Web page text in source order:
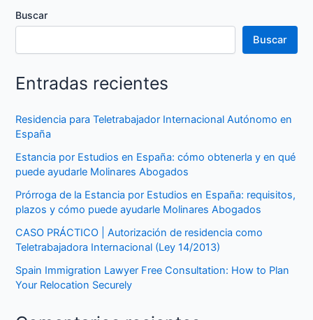
Buscar
Buscar
Entradas recientes
Residencia para Teletrabajador Internacional Autónomo en
España
Estancia por Estudios en España: cómo obtenerla y en qué
puede ayudarle Molinares Abogados
Prórroga de la Estancia por Estudios en España: requisitos,
plazos y cómo puede ayudarle Molinares Abogados
CASO PRÁCTICO | Autorización de residencia como
Teletrabajadora Internacional (Ley 14/2013)
Spain Immigration Lawyer Free Consultation: How to Plan
Your Relocation Securely